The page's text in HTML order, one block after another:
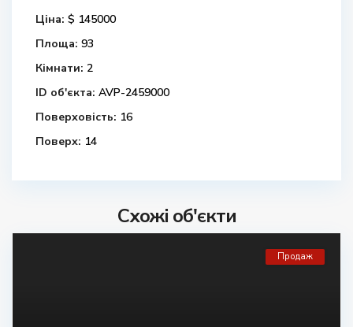
Ціна: $ 145000
Площа: 93
Кімнати: 2
ID об'єкта: AVP-2459000
Поверховість: 16
Поверх: 14
Схожі об'єкти
Продаж